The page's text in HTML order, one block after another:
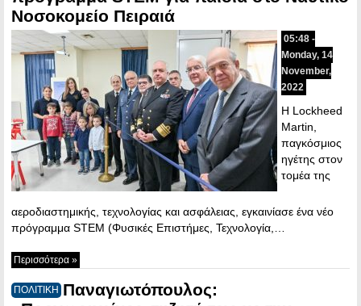
Νοσοκομείο Πειραιά
05:48 -
Monday, 14
November,
2022
Η Lockheed
Martin,
παγκόσμιος
ηγέτης στον
τομέα της
αεροδιαστημικής, τεχνολογίας και ασφάλειας, εγκαινίασε ένα νέο
πρόγραμμα STEM (Φυσικές Επιστήμες, Τεχνολογία,…
Περισσότερα »
ΠΟΛΙΤΙΚΗ Παναγιωτόπουλος: